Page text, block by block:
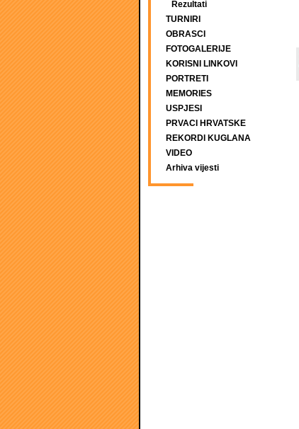
Rezultati
TURNIRI
OBRASCI
FOTOGALERIJE
KORISNI LINKOVI
PORTRETI
MEMORIES
USPJESI
PRVACI HRVATSKE
REKORDI KUGLANA
VIDEO
Arhiva vijesti